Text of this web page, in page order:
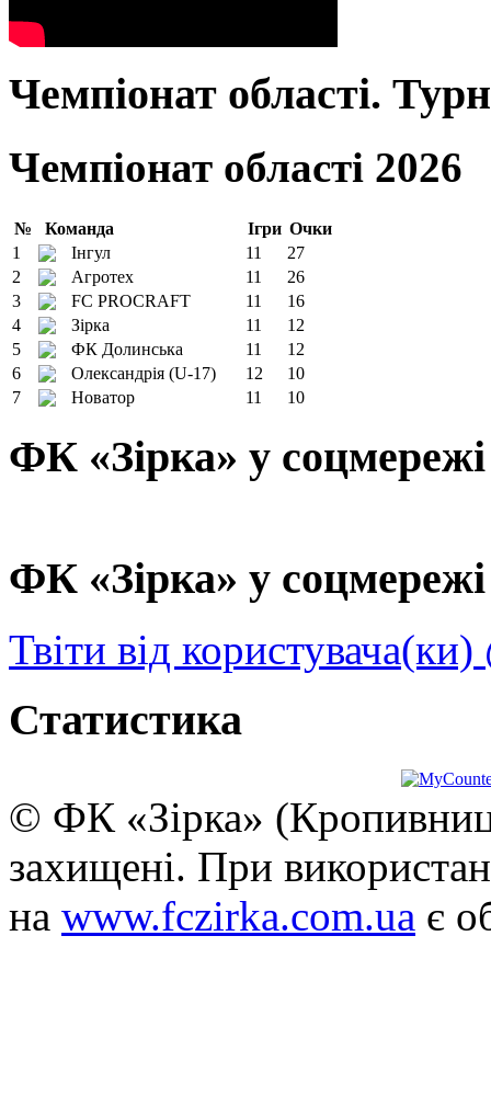
Чемпіонат області.
Чемпіонат області 2026
№ Команда Ігри Очки
1
Інгул 11
27
2
Агротех 11
26
3
FC PROCRAFT 11
16
4
Зірка 11
12
5
ФК Долинська 11
12
6
Олександрія (U-17) 12
10
7
Новатор 11 10
ФК «Зірка» у
ФК «Зірка» у
Твіти від
Статистика
© ФК «Зірка»
захищені. При
на www.fczirka.com.ua є